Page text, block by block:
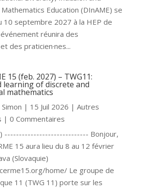
Education (DInAME) se
10 septembre 2027 à la HEP de
réunira des
des praticien·nes...
15 (feb. 2027) – TWG11:
learning of discrete and
mathematics
| 15 Juil 2026 | Autres
| 0 Commentaires
----------------------------- Bonjour,
15 aura lieu du 8 au 12 février
(Slovaquie)
home/ Le groupe de
11 (TWG 11) porte sur les